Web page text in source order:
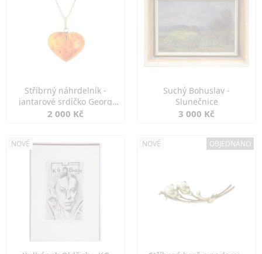
Stříbrný náhrdelník -
jantarové srdíčko Georg
Kramer
2 000 Kč
Suchý Bohuslav -
Slunečnice
3 000 Kč
NOVÉ NOVÉ OBJEDNÁNO